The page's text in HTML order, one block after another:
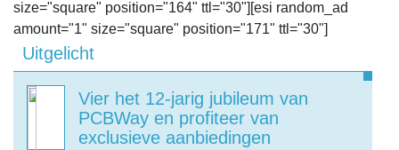
size="square" position="164" ttl="30"][esi random_ad
amount="1" size="square" position="171" ttl="30"]
Uitgelicht
Vier het 12-jarig jubileum van
PCBWay en profiteer van
exclusieve aanbiedingen